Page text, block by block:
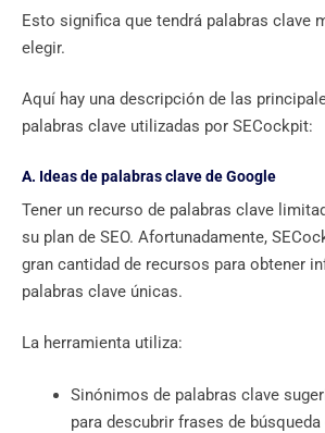
Esto significa que tendrá palabras clave
elegir.
Aquí hay una descripción de las
palabras clave utilizadas por SECockpit:
A. Ideas de palabras clave de Google
Tener un recurso de palabras clave
su plan de SEO. Afortunadamente,
gran cantidad de recursos para obtener
palabras clave únicas.
La herramienta utiliza:
Sinónimos de palabras clave
para descubrir frases de